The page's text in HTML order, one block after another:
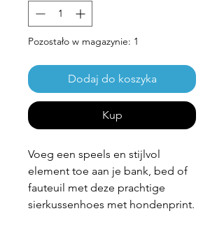
Pozostało w magazynie: 1
Dodaj do koszyka
Kup
Voeg een speels en stijlvol
element toe aan je bank, bed of
fauteuil met deze prachtige
sierkussenhoes met hondenprint.